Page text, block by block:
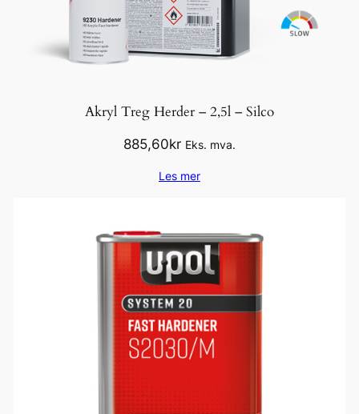
Akryl Treg Herder – 2,5l – Silco
885,60kr Eks. mva.
Les mer